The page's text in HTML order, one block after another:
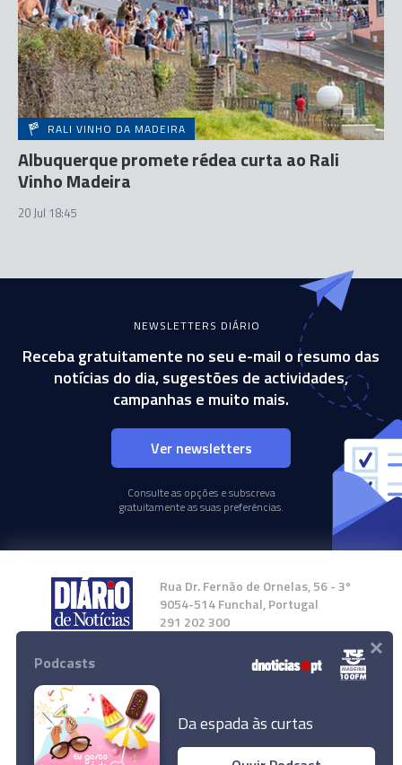
RALI VINHO DA MADEIRA
Albuquerque promete rédea curta ao Rali
Vinho Madeira
20 Jul 18:45
NEWSLETTERS DIÁRIO
Receba gratuitamente no seu e-mail o resumo das
notícias do dia, sugestões de actividades,
campanhas e muito mais.
Ver newsletters
Consulte as opções e subscreva
gratuitamente as suas preferências.
Rua Dr. Fernão de Ornelas, 56 - 3º
9054-514 Funchal, Portugal
291 202 300
Instale a nossa App
Podcasts
Da espada às curtas
×